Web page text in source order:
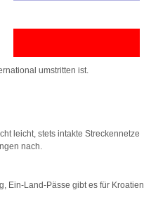
umstritten ist.
leicht, stets intakte Streckennetze
nach.
Ein-Land-Pässe gibt es für Kroatien